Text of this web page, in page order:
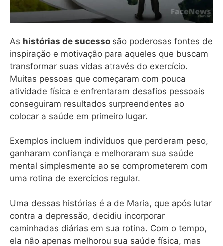
As histórias de sucesso são poderosas fontes de
inspiração e motivação para aqueles que buscam
transformar suas vidas através do exercício.
Muitas pessoas que começaram com pouca
atividade física e enfrentaram desafios pessoais
conseguiram resultados surpreendentes ao
colocar a saúde em primeiro lugar.
Exemplos incluem indivíduos que perderam peso,
ganharam confiança e melhoraram sua saúde
mental simplesmente ao se comprometerem com
uma rotina de exercícios regular.
Uma dessas histórias é a de Maria, que após lutar
contra a depressão, decidiu incorporar
caminhadas diárias em sua rotina. Com o tempo,
ela não apenas melhorou sua saúde física, mas